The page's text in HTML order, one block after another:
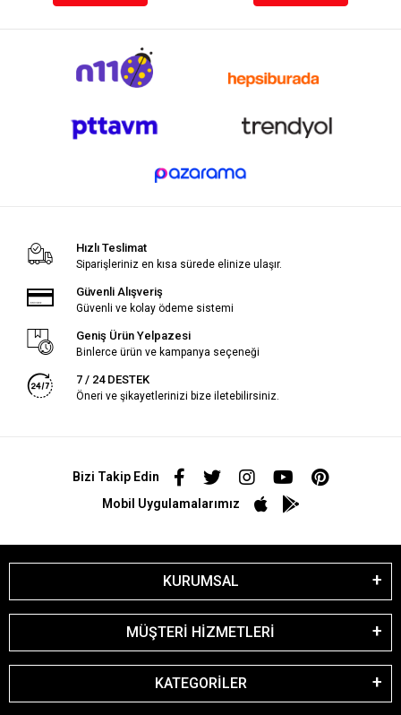
Hızlı Teslimat
Siparişleriniz en kısa sürede elinize ulaşır.
Güvenli Alışveriş
Güvenli ve kolay ödeme sistemi
Geniş Ürün Yelpazesi
Binlerce ürün ve kampanya seçeneği
7 / 24 DESTEK
Öneri ve şikayetlerinizi bize iletebilirsiniz.
Bizi Takip Edin
Mobil Uygulamalarımız
KURUMSAL
MÜŞTERİ HİZMETLERİ
KATEGORİLER